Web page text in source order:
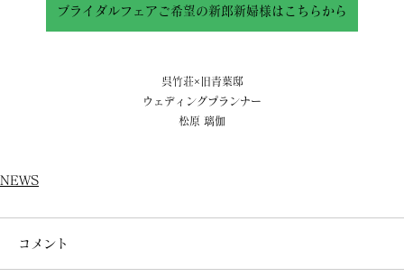
ブライダルフェアご希望の新郎新婦様はこちらから
呉竹荘×旧青葉邸
ウェディングプランナー
松原 璃伽
NEWS
コメント